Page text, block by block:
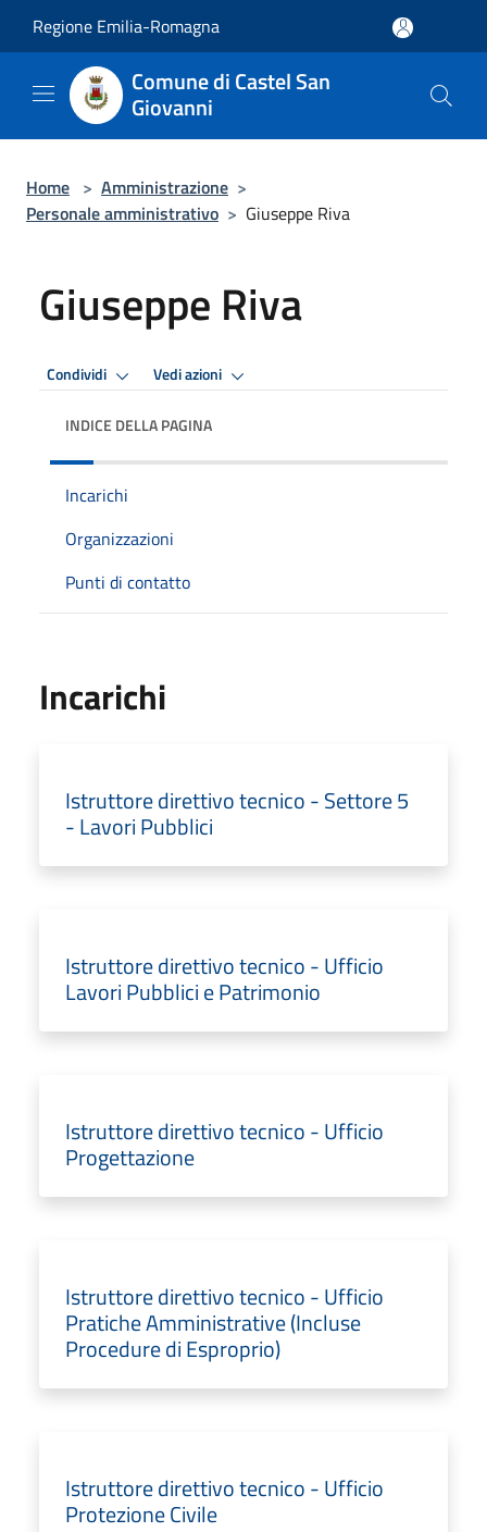
Regione Emilia-Romagna
Comune di Castel San
Giovanni
Home > Amministrazione >
Personale amministrativo > Giuseppe Riva
Giuseppe Riva
Condividi Vedi azioni
INDICE DELLA PAGINA
Incarichi
Organizzazioni
Punti di contatto
Incarichi
Istruttore direttivo tecnico - Settore 5
- Lavori Pubblici
Istruttore direttivo tecnico - Ufficio
Lavori Pubblici e Patrimonio
Istruttore direttivo tecnico - Ufficio
Progettazione
Istruttore direttivo tecnico - Ufficio
Pratiche Amministrative (Incluse
Procedure di Esproprio)
Istruttore direttivo tecnico - Ufficio
Protezione Civile